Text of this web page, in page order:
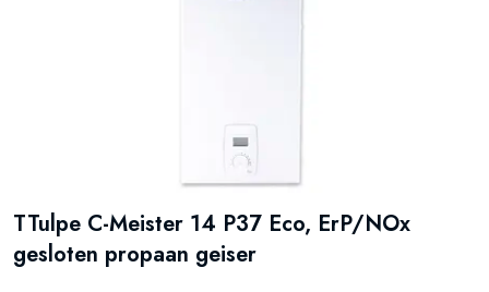
TTulpe C-Meister 14 P37 Eco, ErP/NOx
gesloten propaan geiser